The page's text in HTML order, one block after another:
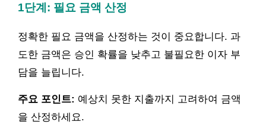
1단계: 필요 금액 산정
정확한 필요 금액을 산정하는 것이 중요합니다. 과
도한 금액은 승인 확률을 낮추고 불필요한 이자 부
담을 늘립니다.
주요 포인트: 예상치 못한 지출까지 고려하여 금액
을 산정하세요.